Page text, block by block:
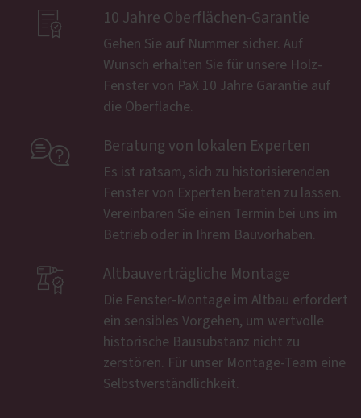
 10 Jahre Oberflächen-Garantie
Gehen Sie auf Nummer sicher. Auf
Wunsch erhalten Sie für unsere Holz-
Fenster von PaX 10 Jahre Garantie auf
die Oberfläche.
 Beratung von lokalen Experten
Es ist ratsam, sich zu historisierenden
Fenster von Experten beraten zu lassen.
Vereinbaren Sie einen Termin bei uns im
Betrieb oder in Ihrem Bauvorhaben.
 Altbauverträgliche Montage
Die Fenster-Montage im Altbau erfordert
ein sensibles Vorgehen, um wertvolle
historische Bausubstanz nicht zu
zerstören. Für unser Montage-Team eine
Selbstverständlichkeit.